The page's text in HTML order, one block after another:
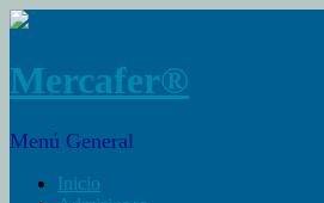
Mercafer®
Menú General
Inicio